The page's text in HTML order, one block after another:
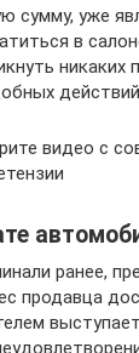
сумму, уже
в
никаких
видео с
ранее,
продавца